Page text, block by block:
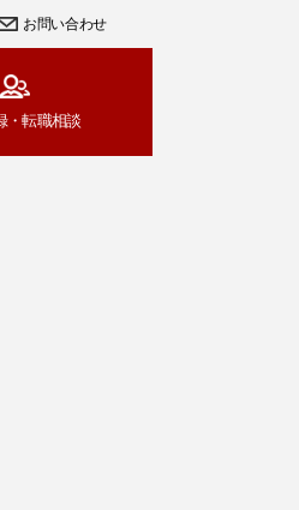
お問い合わせ
・転職相談